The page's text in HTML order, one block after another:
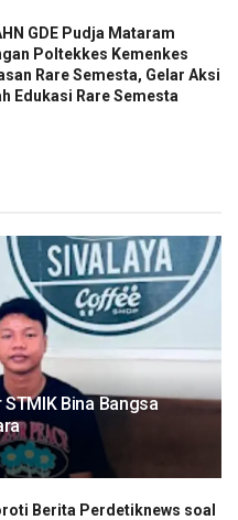
GDE Pudja Mataram
Poltekkes Kemenkes
Rare Semesta, Gelar Aksi
Edukasi Rare Semesta
STMIK Bina Bangsa
Berita Perdetiknews soal